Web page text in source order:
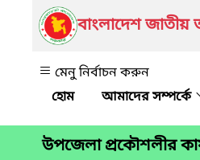
বাংলাদেশ জাতীয়
মেনু নির্বাচন করুন
আমাদের সম্পর্কে
উপজেলা প্রকৌশলীর